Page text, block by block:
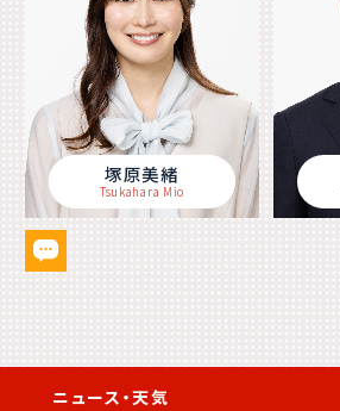
塚原美緒
Tsukahara Mio
ニュース・天気